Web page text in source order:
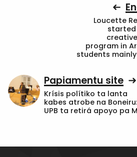
Loucette
started
program in
students
Papiamentu site
Krísis polítiko ta lanta
kabes atrobe na Boneiru:
UPB ta retirá apoyo pa